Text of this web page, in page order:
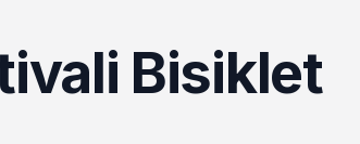
Bisiklet